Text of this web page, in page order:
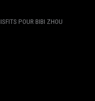
POUR BIBI ZHOU